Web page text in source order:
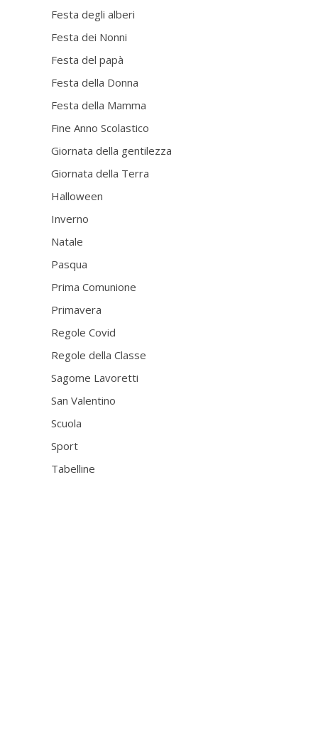
Festa degli alberi
Festa dei Nonni
Festa del papà
Festa della Donna
Festa della Mamma
Fine Anno Scolastico
Giornata della gentilezza
Giornata della Terra
Halloween
Inverno
Natale
Pasqua
Prima Comunione
Primavera
Regole Covid
Regole della Classe
Sagome Lavoretti
San Valentino
Scuola
Sport
Tabelline